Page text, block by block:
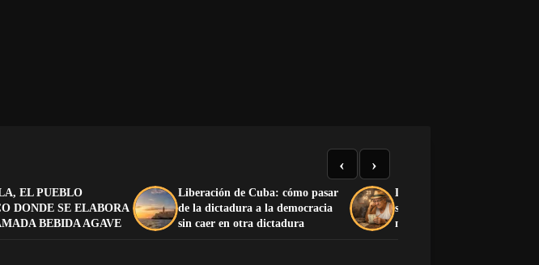
EL PUEBLO
DONDE SE ELABORA
BEBIDA AGAVE
Liberación de Cuba: cómo pasar
de la dictadura a la democracia
sin caer en otra dictadura
La Charada Cubana:
significado y lista completa
números del 1 al 100
‹ ›